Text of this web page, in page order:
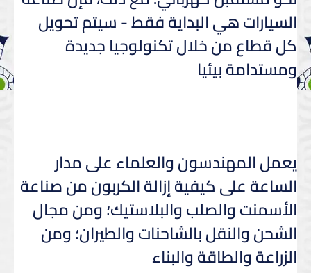
السيارات هي البداية فقط - سيتم تحويل
كل قطاع من خلال تكنولوجيا جديدة
ومستدامة بيئيا
يعمل المهندسون والعلماء على مدار
الساعة على كيفية إزالة الكربون من صناعة
الأسمنت والصلب والبلاستيك؛ ومن مجال
الشحن والنقل بالشاحنات والطيران؛ ومن
الزراعة والطاقة والبناء